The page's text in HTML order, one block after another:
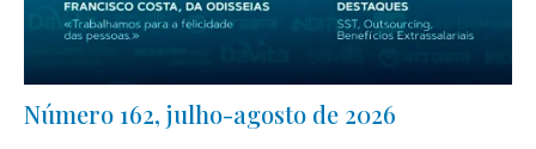
Número 162, julho-agosto de 2026